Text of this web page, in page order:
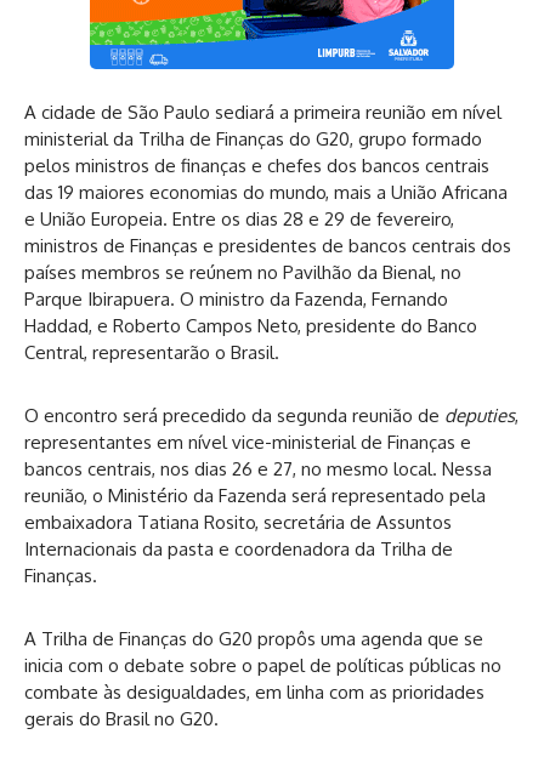
A cidade de São Paulo sediará a primeira reunião em nível
ministerial da Trilha de Finanças do G20, grupo formado
pelos ministros de finanças e chefes dos bancos centrais
das 19 maiores economias do mundo, mais a União Africana
e União Europeia. Entre os dias 28 e 29 de fevereiro,
ministros de Finanças e presidentes de bancos centrais dos
países membros se reúnem no Pavilhão da Bienal, no
Parque Ibirapuera. O ministro da Fazenda, Fernando
Haddad, e Roberto Campos Neto, presidente do Banco
Central, representarão o Brasil.
O encontro será precedido da segunda reunião de deputies,
representantes em nível vice-ministerial de Finanças e
bancos centrais, nos dias 26 e 27, no mesmo local. Nessa
reunião, o Ministério da Fazenda será representado pela
embaixadora Tatiana Rosito, secretária de Assuntos
Internacionais da pasta e coordenadora da Trilha de
Finanças.
A Trilha de Finanças do G20 propôs uma agenda que se
inicia com o debate sobre o papel de políticas públicas no
combate às desigualdades, em linha com as prioridades
gerais do Brasil no G20.